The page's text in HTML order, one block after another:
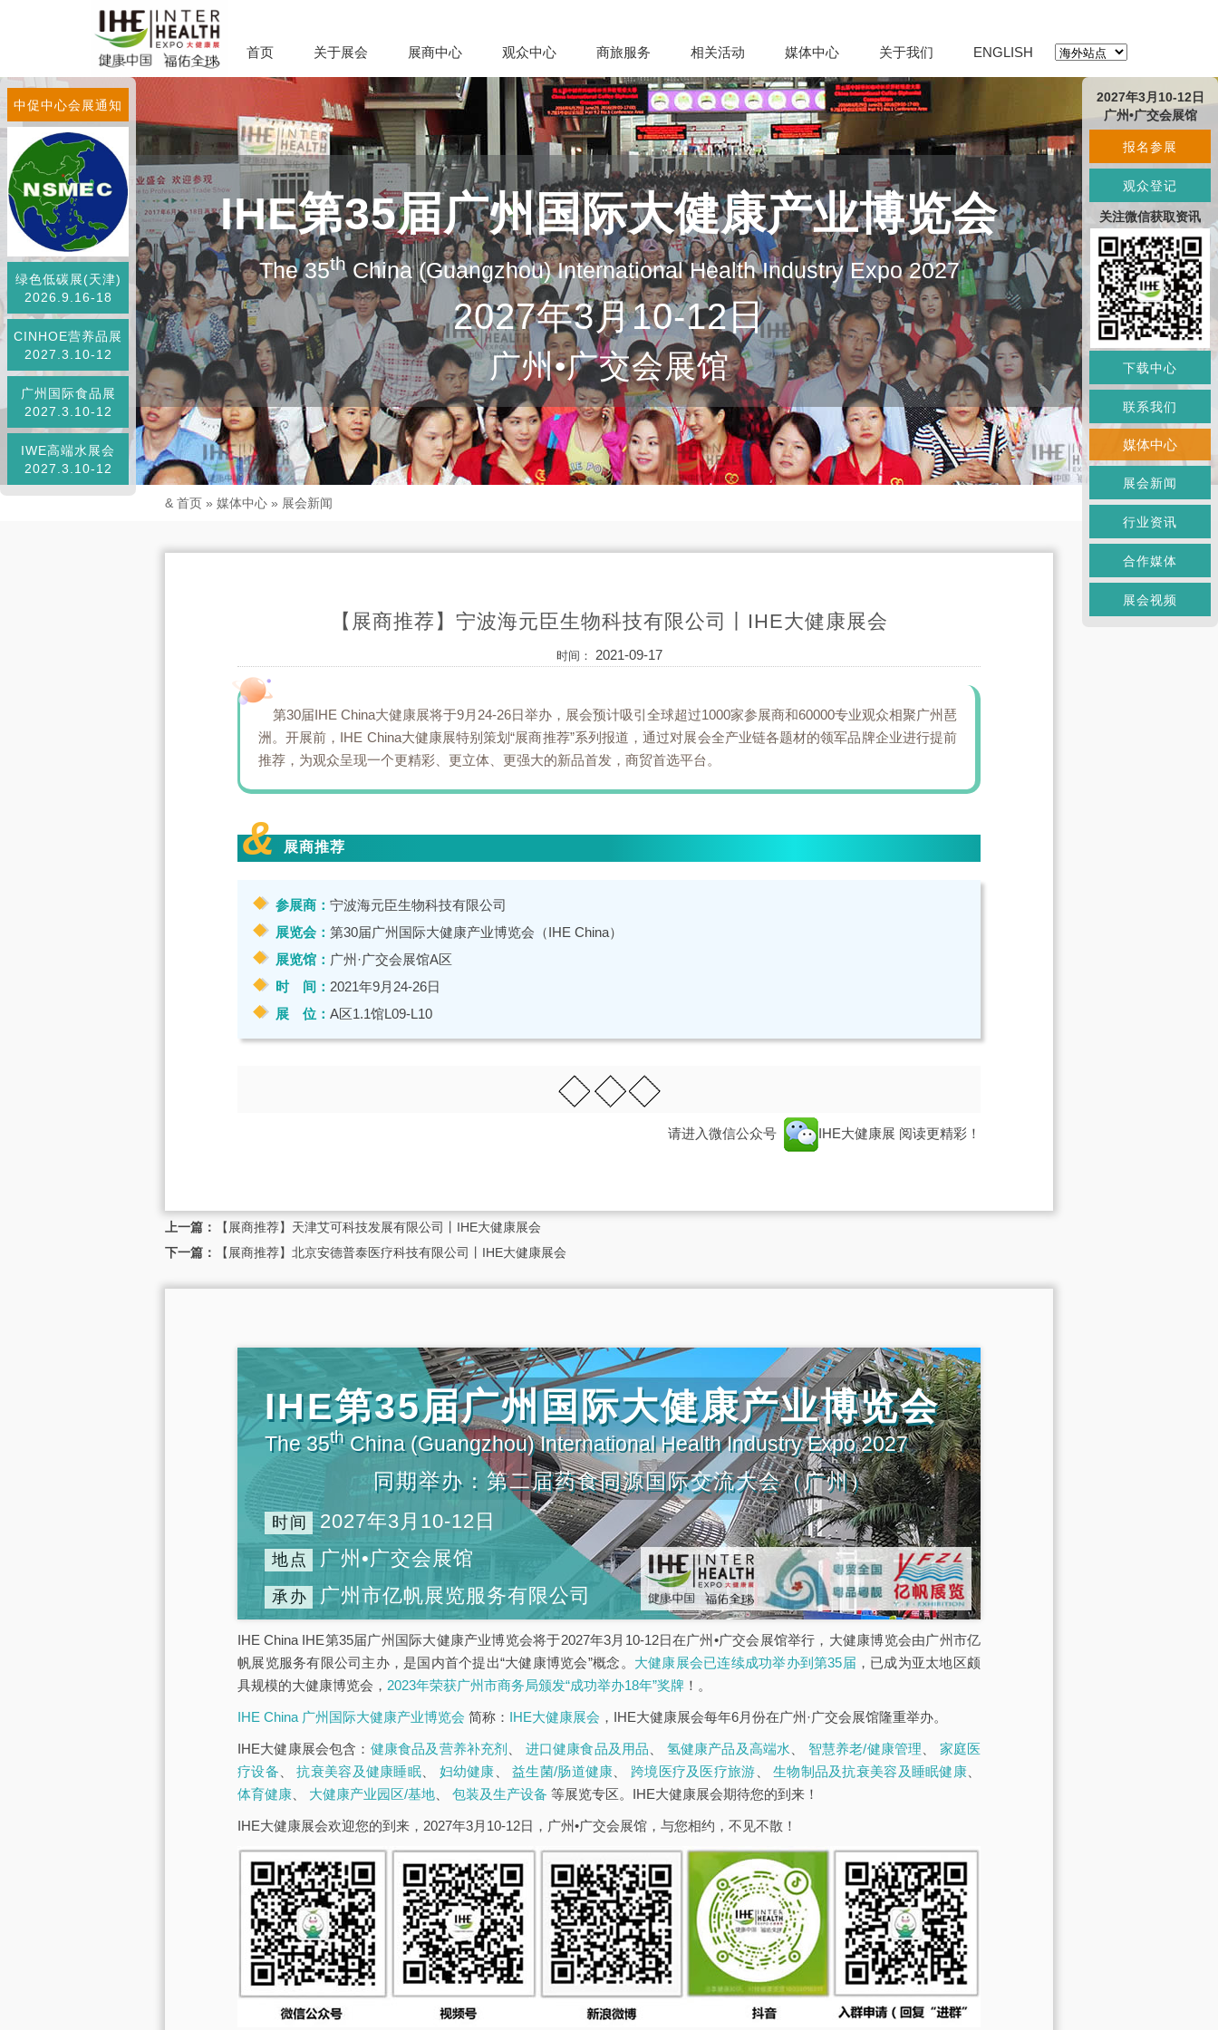
首页 关于展会 展商中心 观众中心 商旅服务 相关活动 媒体中心 关于我们 ENGLISH
IHE第35届广州国际大健康产业博览会
The 35thChina (Guangzhou) International Health Industry Expo 2027
2027年3月10-12日
广州•广交会展馆
中促中心会展通知
绿色低碳展(天津)
2026.9.16-18
CINHOE营养品展
2027.3.10-12
广州国际食品展
2027.3.10-12
IWE高端水展会
2027.3.10-12
& 首页 » 媒体中心 » 展会新闻
【展商推荐】宁波海元臣生物科技有限公司丨IHE大健康展会
时间： 2021-09-17
第30届IHE China大健康展将于9月24-26日举办，展会预计吸引全球超过1000家参展商和60000专业观众相聚广州琶
洲。开展前，IHE China大健康展特别策划“展商推荐”系列报道，通过对展会全产业链各题材的领军品牌企业进行提前
推荐，为观众呈现一个更精彩、更立体、更强大的新品首发，商贸首选平台。
& 展商推荐
参展商： 宁波海元臣生物科技有限公司
展览会： 第30届广州国际大健康产业博览会（IHE China）
展览馆： 广州·广交会展馆A区
时 间： 2021年9月24-26日
展 位： A区1.1馆L09-L10
请进入微信公众号 IHE大健康展 阅读更精彩！
上一篇：
【展商推荐】天津艾可科技发展有限公司丨IHE大健康展会
下一篇：
【展商推荐】北京安德普泰医疗科技有限公司丨IHE大健康展会
IHE第35届广州国际大健康产业博览会
The 35thChina (Guangzhou) International Health Industry Expo 2027
同期举办：第二届药食同源国际交流大会（广州）
时间 2027年3月10-12日
地点 广州•广交会展馆
承办 广州市亿帆展览服务有限公司
IHE China IHE第35届广州国际大健康产业博览会将于2027年3月10-12日在广州•广交会展馆举行，大健康博览会由广州市亿
帆展览服务有限公司主办，是国内首个提出“大健康博览会”概念。 大健康展会已连续成功举办到第35届 ，已成为亚太地区颇
具规模的大健康博览会， 2023年荣获广州市商务局颁发“成功举办18年”奖牌 ！。
IHE China 广州国际大健康产业博览会 简称： IHE大健康展会 ，IHE大健康展会每年6月份在广州·广交会展馆隆重举办。
IHE大健康展会包含： 健康食品及营养补充剂 进口健康食品及用品 氢健康产品及高端水 智慧养老/健康管理
家庭医
疗设备 、抗衰美容及健康睡眠、 妇幼健康 、益生菌/肠道健康 跨境医疗及医疗旅游 、生物制品及抗衰美容及睡眠健康
体育健康
大健康产业园区/基地 包装及生产设备 等展览专区。IHE大健康展会期待您的到来！
IHE大健康展会欢迎您的到来，2027年3月10-12日，广州•广交会展馆，与您相约，不见不散！
2027年3月10-12日
广州•广交会展馆
报名参展
观众登记
关注微信获取资讯
下载中心
联系我们
媒体中心
展会新闻
行业资讯
合作媒体
展会视频